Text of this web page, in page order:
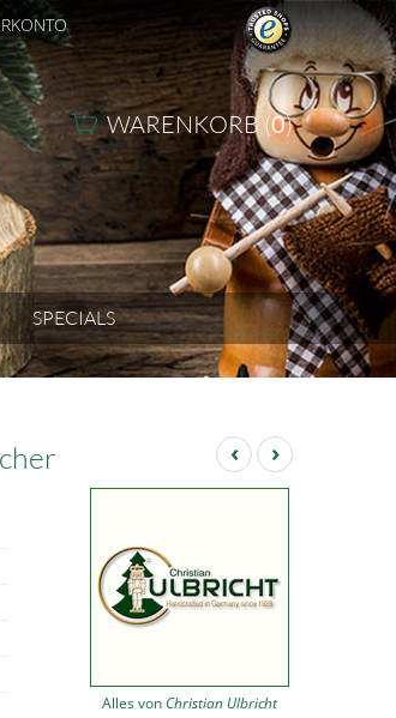
WARENKORB (0)
SPECIALS
‹ ›
Alles von Christian Ulbricht